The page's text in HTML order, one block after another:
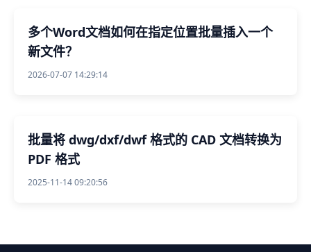
多个Word文档如何在指定位置批量插入一个
新文件？
2026-07-07 14:29:14
批量将 dwg/dxf/dwf 格式的 CAD 文档转换为
PDF 格式
2025-11-14 09:20:56